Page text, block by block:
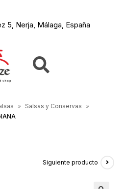
5, Nerja, Málaga, España
» Salsas y Conservas
»
Siguiente producto